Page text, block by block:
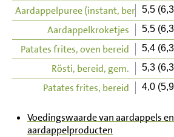
Aardappelpuree (instant, bereid)
5,5
Aardappelkroketjes 5,5
Patates frites, oven bereid 5,4
Rösti, bereid, gem. 5,3
Patates frites, bereid 4,0
Voedingswaarde van aardappels en
aardappelproducten